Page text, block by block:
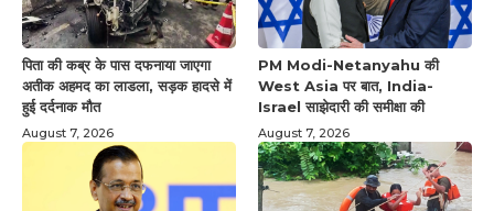
पिता की कब्र के पास दफनाया जाएगा
अतीक अहमद का लाडला, सड़क हादसे में
हुई दर्दनाक मौत
August 7, 2026
PM Modi-Netanyahu की
West Asia पर बात, India-
Israel साझेदारी की समीक्षा की
August 7, 2026